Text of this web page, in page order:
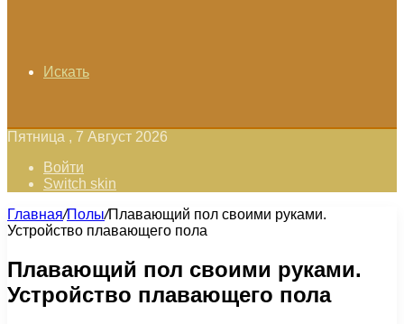
Искать
Пятница , 7 Август 2026
Войти
Switch skin
Главная/Полы/Плавающий пол своими руками.
Устройство плавающего пола
Плавающий пол своими руками.
Устройство плавающего пола